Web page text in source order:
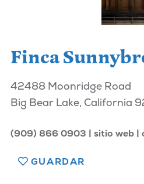
Finca
42488 Moonridge Road
Big Bear Lake, California
(909) 866 0903 sitio web
GUARDAR